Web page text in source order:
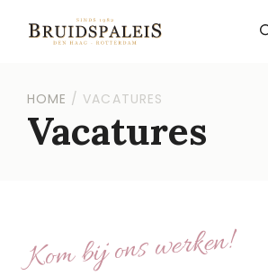
naar
HOME /VACATURES
Vacatures
Kom bij ons werken!